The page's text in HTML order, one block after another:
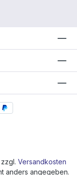
Versandkosten
anders angegeben.